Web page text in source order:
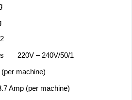
220V – 240V/50/1
machine)
(per machine)